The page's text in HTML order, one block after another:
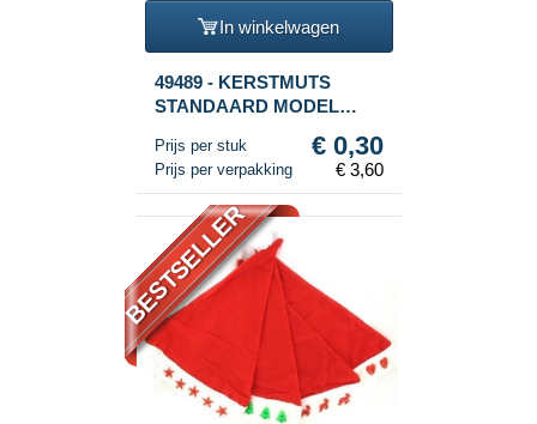
In winkelwagen
49489 - KERSTMUTS
STANDAARD MODEL
Prijs per stuk € 0,30
Prijs per verpakking € 3,60
BESTSELLER